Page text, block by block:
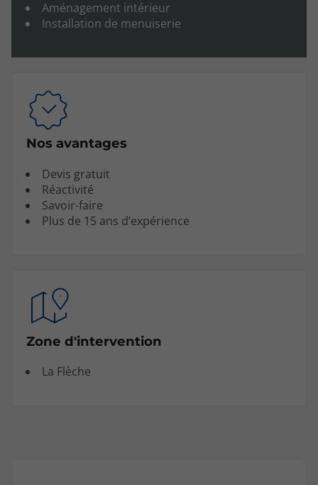
Aménagement intérieur
Installation de menuiserie
Nos avantages‍
Devis gratuit
Réactivité
Savoir-faire
Plus de 15 ans d’expérience
Zone d'intervention‍
La Flèche